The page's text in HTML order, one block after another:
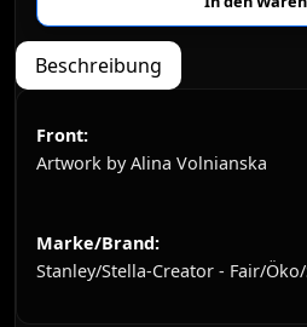
Beschreibung
Front:
Artwork by Alina Volnianska
Marke/Brand:
Stanley/Stella-Creator - Fair/